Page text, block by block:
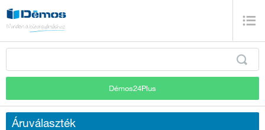
Démos24Plus
Áruválaszték